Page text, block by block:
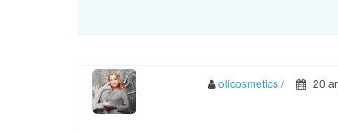
olicosmetics / 20